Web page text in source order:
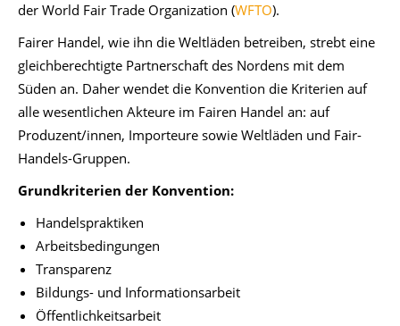
der World Fair Trade Organization (WFTO).
Fairer Handel, wie ihn die Weltläden betreiben, strebt eine
gleichberechtigte Partnerschaft des Nordens mit dem
Süden an. Daher wendet die Konvention die Kriterien auf
alle wesentlichen Akteure im Fairen Handel an: auf
Produzent/innen, Importeure sowie Weltläden und Fair-
Handels-Gruppen.
Grundkriterien der Konvention:
Handelspraktiken
Arbeitsbedingungen
Transparenz
Bildungs- und Informationsarbeit
Öffentlichkeitsarbeit